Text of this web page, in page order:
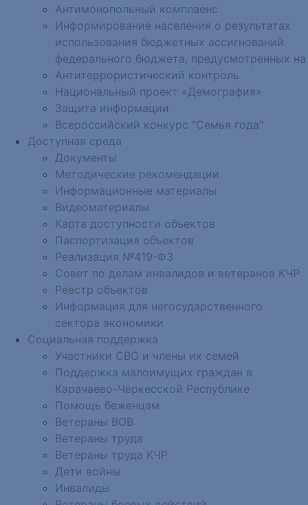
Антимонопольный комплаенс
Информирование населения о результатах
использования бюджетных ассигнований
федерального бюджета, предусмотренных на
Антитеррористический контроль
Национальный проект «Демография»
Защита информации
Всероссийский конкурс "Семья года"
Доступная среда
Документы
Методические рекомендации
Информационные материалы
Видеоматериалы
Карта доступности объектов
Паспортизация объектов
Реализация №419-ФЗ
Совет по делам инвалидов и ветеранов КЧР
Реестр объектов
Информация для негосударственного
сектора экономики
Социальная поддержка
Участники СВО и члены их семей
Поддержка малоимущих граждан в
Карачаево-Черкесской Республике
Помощь беженцам
Ветераны ВОВ
Ветераны труда
Ветераны труда КЧР
Дети войны
Инвалиды